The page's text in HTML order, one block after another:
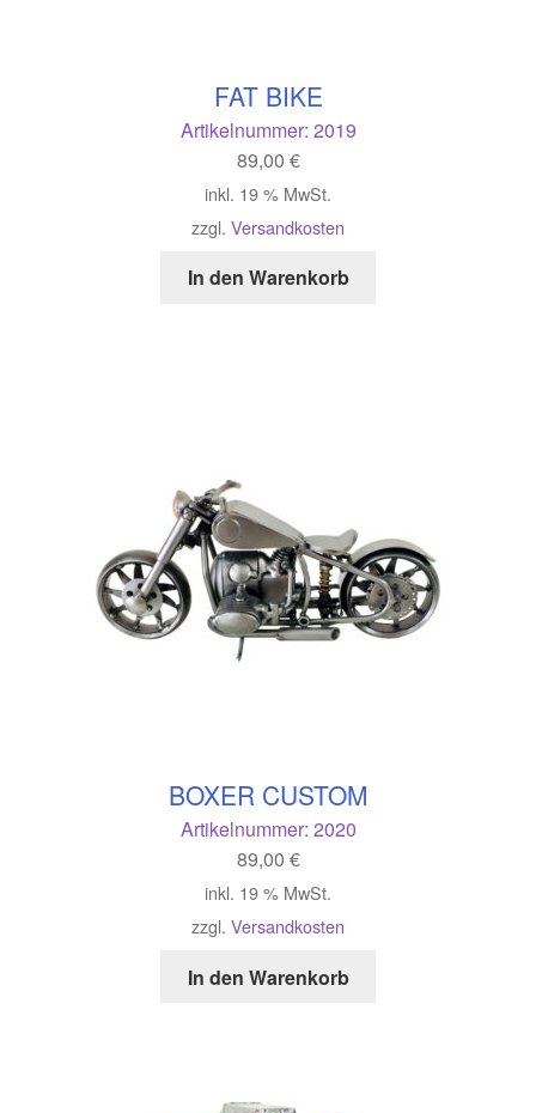
FAT BIKE
Artikelnummer: 2019
89,00 €
inkl. 19 % MwSt.
zzgl. Versandkosten
In den Warenkorb
BOXER CUSTOM
Artikelnummer: 2020
89,00 €
inkl. 19 % MwSt.
zzgl. Versandkosten
In den Warenkorb